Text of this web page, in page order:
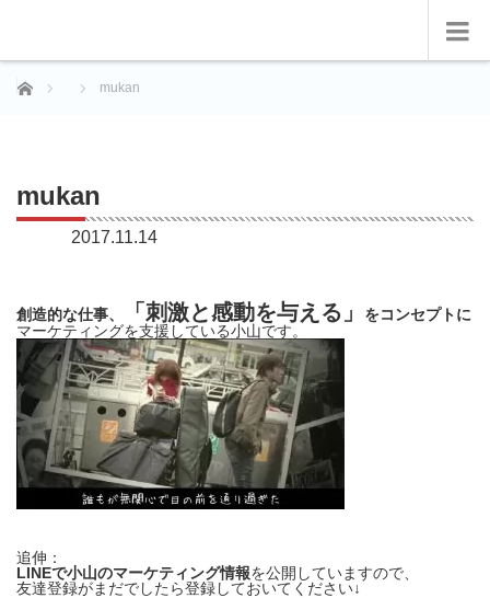
ホーム mukan
mukan
2017.11.14
創造的な仕事、 「刺激と感動を与える」
をコンセプトに
マーケティングを支援している小山です。
追伸：
LINEで小山のマーケティング情報を公開していますので、
友達登録がまだでしたら登録しておいてください↓